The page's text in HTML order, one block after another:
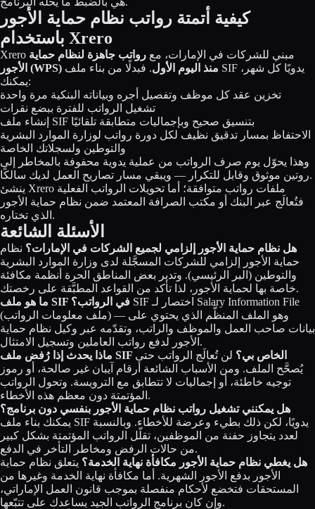
كيفية أتمتة رواتب نظام حماية الأجور
باستخدام Xrero
Xrero مبني للشركات في الإمارات، مع رواتب جاهزة لنظام حماية
الأجور (WPS) منذ اليوم الأول. فبدلًا من بناء ملف SIF يدويًا كل شهر،
يمكنك:
تخزين عقد كل موظف وتفصيل أجره وبياناته البنكية مرة واحدة
تشغيل الرواتب للفترة ببضع نقرات
إنشاء ملف SIF بتنسيق صحيح وبإجماليات متطابقة تلقائيًا
الاحتفاظ بمسار تدقيق نظيف لكل دورة رواتب لوزارة الموارد البشرية
والتوطين ولسجلاتك الخاصة
وهذا يحوّل يوم صرف الرواتب من عملية يدوية محفوفة بالمخاطر إلى
روتين موثوق وقابل للتكرار — ويبقي مسار تصاريح العمل لديك سالكًا.
ينشئ Xrero ملفات رواتب متوافقة؛ أما تحويلات الرواتب الفعلية
فتُعالَج عبر البنك أو مكتب الصرافة المعتمد ضمن نظام حماية الأجور
الذي تختاره.
الأسئلة الشائعة
هل نظام حماية الأجور إلزامي لجميع الشركات في الإمارات؟ نظام
حماية الأجور إلزامي للشركات المسجَّلة لدى وزارة الموارد البشرية
والتوطين (البر الرئيسي). وتدير بعض المناطق الحرة أنظمة مكافئة
خاصة بها لحماية الأجور، لذا تأكد من القواعد المطبَّقة على رخصتك.
ما هو ملف SIF في الرواتب؟ SIF اختصار لـ Salary Information File
(ملف معلومات الرواتب) — وهو الملف المنظَّم الذي يحتوي على
بيانات صاحب العمل والموظف والراتب، وتقدّمه عبر وكيل نظام حماية
الأجور لدفع رواتب العاملين وتسجيل الامتثال.
ماذا يحدث إذا رُفض ملف SIF الخاص بي؟ لن تُعالَج الرواتب حتى
يُصحَّح الملف. ومن الأسباب الشائعة أرقام آيبان غير صالحة، أو رموز
توجيه خاطئة، أو إجماليات لا تتطابق مع الترويسة. وتحول الرواتب
المؤتمتة دون معظم هذه الأخطاء.
هل يمكنني تشغيل رواتب نظام حماية الأجور بنفسي دون برنامج؟
يمكنك بناء ملف SIF يدويًا، لكن ذلك بطيء وعرضة للأخطاء. وبالنسبة
لعدد يتجاوز حفنة من الموظفين، تقلّل الرواتب المؤتمتة بشكل كبير
من حالات الرفض ومخاطر التأخر في الدفع.
هل يغطي نظام حماية الأجور مكافأة نهاية الخدمة؟ يتعلق نظام حماية
الأجور بدفع الأجور الشهرية. أما مكافأة نهاية الخدمة وغيرها من
المستحقات فتخضع لأحكام منفصلة بموجب قانون العمل الإماراتي،
وإن كان برنامج الرواتب الجيد يساعدك على تتبّعها.